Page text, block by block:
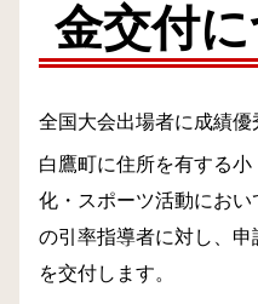
金交付
全国大会出場者に成績
白鷹町に住所を有する
化・スポーツ活動にお
の引率指導者に対し、
を交付します。